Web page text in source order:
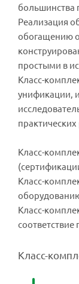
большинства
Реализация
обогащению
простыми в
Класс-
унификации,
Класс-
Класс-
Класс-
Класс-